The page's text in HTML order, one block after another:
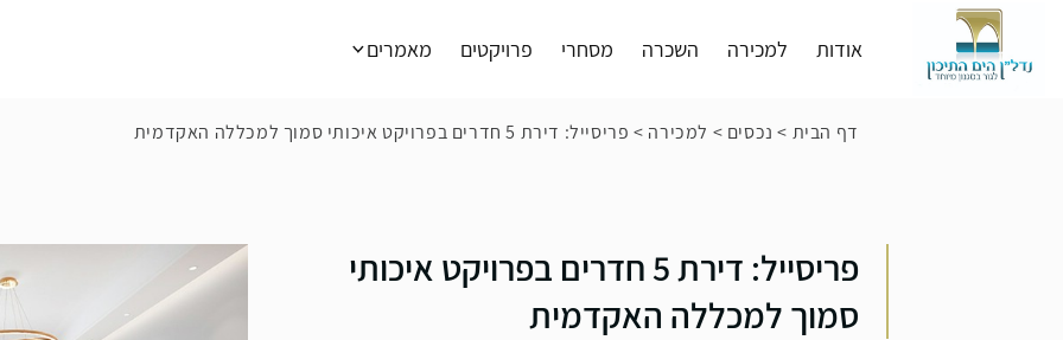
אודות למכירה השכרה מסחרי פרויקטים מאמרים
דף הבית > נכסים > למכירה > פריסייל: דירת 5 חדרים בפרויקט איכותי סמוך למכללה האקדמית
פריסייל: דירת 5 חדרים בפרויקט איכותי
סמוך למכללה האקדמית